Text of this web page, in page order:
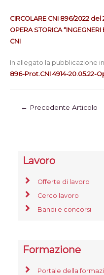
CIRCOLARE CNI 896/2022
OPERA STORICA
CNI
In allegato la pubblicazione
896-Prot.CNI 4914-20.05.22-
← Precedente Articolo
Lavoro
Offerte di lavoro
Cerco lavoro
Bandi e concorsi
Formazione
Portale della